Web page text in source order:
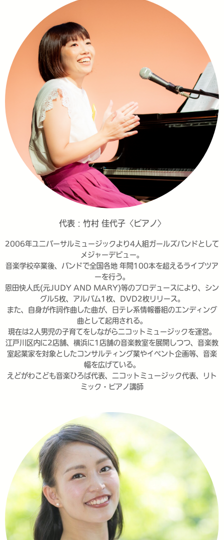
代表：竹村 佳代子〈ピアノ〉
2006年ユニバーサルミュージックより4人組ガールズバンドとして
メジャーデビュー。
音楽学校卒業後、バンドで全国各地 年間100本を超えるライブツア
ーを行う。
恩田快人氏(元JUDY AND MARY)等のプロデュースにより、シン
グル5枚、アルバム1枚、DVD2枚リリース。
また、自身が作詞作曲した曲が、日テレ系情報番組のエンディング
曲として起用される。
現在は2人男児の子育てをしながらニコットミュージックを運営。
江戸川区内に2店舗、横浜に1店舗の音楽教室を展開しつつ、音楽教
室起業家を対象としたコンサルティング業やイベント企画等、音楽
幅を広げている。
えどがわこども音楽ひろば代表、ニコットミュージック代表、リト
ミック・ピアノ講師